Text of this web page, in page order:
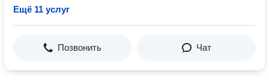
Ещё 11 услуг
Позвонить Чат